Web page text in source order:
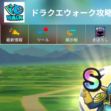
ドラクエウォーク攻
最新情報 ツール 掲示板 まぼろし